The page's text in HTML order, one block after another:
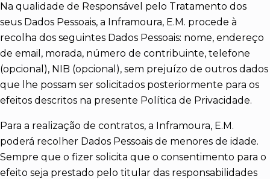
Na qualidade de Responsável pelo Tratamento dos
seus Dados Pessoais, a Inframoura, E.M. procede à
recolha dos seguintes Dados Pessoais: nome, endereço
de email, morada, número de contribuinte, telefone
(opcional), NIB (opcional), sem prejuízo de outros dados
que lhe possam ser solicitados posteriormente para os
efeitos descritos na presente Política de Privacidade.
Para a realização de contratos, a Inframoura, E.M.
poderá recolher Dados Pessoais de menores de idade.
Sempre que o fizer solicita que o consentimento para o
efeito seja prestado pelo titular das responsabilidades